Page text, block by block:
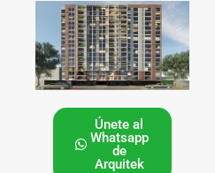
Únete al
Whatsapp
de
Arquitek